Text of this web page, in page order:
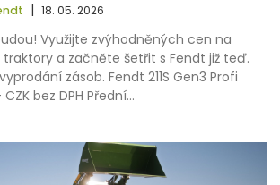
| 18. 05. 2026
Využijte zvýhodněných cen na
a začněte šetřit s Fendt již teď.
zásob. Fendt 211S Gen3 Profi
bez DPH Přední…